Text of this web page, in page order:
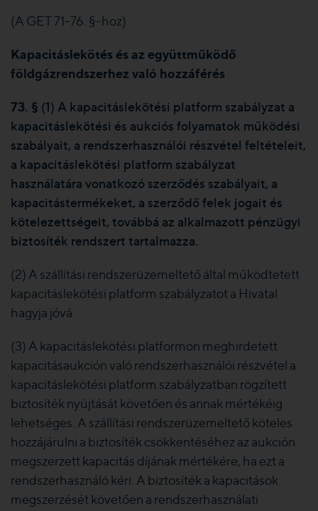
(A GET 71-76. §-hoz)
Kapacitáslekötés és az együttműködő
földgázrendszerhez való hozzáférés
73. § (1) A kapacitáslekötési platform szabályzat a
kapacitáslekötési és aukciós folyamatok működési
szabályait, a rendszerhasználói részvétel feltételeit,
a kapacitáslekötési platform szabályzat
használatára vonatkozó szerződés szabályait, a
kapacitástermékeket, a szerződő felek jogait és
kötelezettségeit, továbbá az alkalmazott pénzügyi
biztosíték rendszert tartalmazza.
(2) A szállítási rendszerüzemeltető által működtetett
kapacitáslekötési platform szabályzatot a Hivatal
hagyja jóvá.
(3) A kapacitáslekötési platformon meghirdetett
kapacitásaukción való rendszerhasználói részvétel a
kapacitáslekötési platform szabályzatban rögzített
biztosíték nyújtását követően és annak mértékéig
lehetséges. A szállítási rendszerüzemeltető köteles
hozzájárulni a biztosíték csökkentéséhez az aukción
megszerzett kapacitás díjának mértékére, ha ezt a
rendszerhasználó kéri. A biztosíték a kapacitások
megszerzését követően a rendszerhasználati